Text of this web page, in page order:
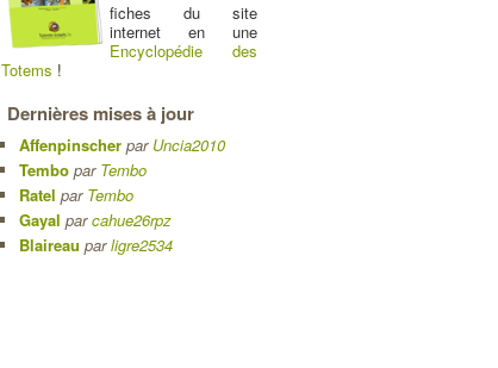
fiches du site
internet en une
Encyclopédie des
Totems !
Dernières mises à jour
Affenpinscher par Uncia2010
Tembo par Tembo
Ratel par Tembo
Gayal parcahue26rpz
Blaireau parligre2534